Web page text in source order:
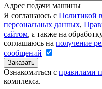
Адрес подачи машины
Я соглашаюсь с Политикой
персональных данных,
сайтом, а также на
соглашаюсь на получение
сообщений
Заказать
Ознакомиться с правилами
комплекса.